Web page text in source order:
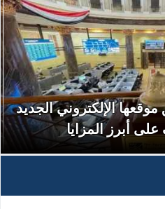
الإلكتروني الجديد
أبرز المزايا